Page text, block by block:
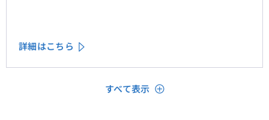
詳細はこちら
すべて表示 閉じる